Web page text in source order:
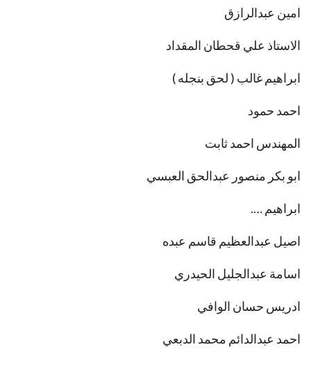
امين عبدالرازق
الاستاذ علي قحطان المقداد
ابراهيم غالب ( لحق بنجله )
احمد حمود
المهندس احمد ثابت
ابو بكر منصور عبدالحق العبسي
ابراهيم ….
اصيل عبدالعظيم قاسم عبده
اسامة عبدالجليل الحيدري
ادريس حسان الوافي
احمد عبدالدائم محمد الدبعي